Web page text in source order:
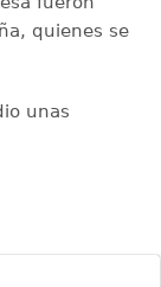
quienes se
unas